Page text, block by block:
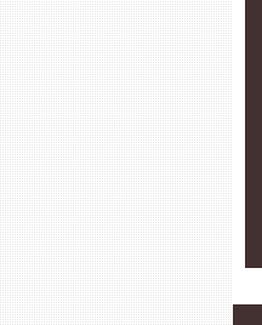
має
У Луцьку невдовзі
відкриють двері нового
ветеранського простору